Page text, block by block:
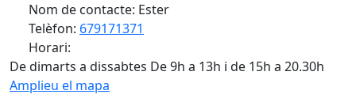
Nom de contacte: Ester
Telèfon: 679171371
Horari:
De dimarts a dissabtes De 9h a 13h i de 15h a 20.30h
Amplieu el mapa